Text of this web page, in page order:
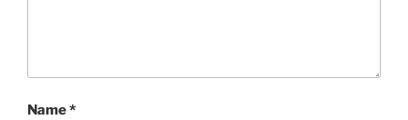
Name*